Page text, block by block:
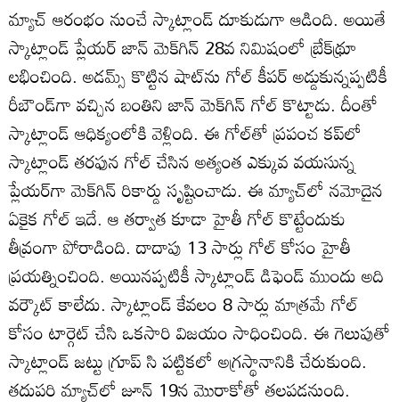
మ్యాచ్ ఆరంభం నుంచే స్కాట్లాండ్ దూకుడుగా ఆడింది. అయితే
స్కాట్లాండ్ ప్లేయర్ జాన్ మెక్‌గిన్ 28వ నిమిషంలో బ్రేక్‌థ్రూ
లభించింది. అడమ్స్ కొట్టిన షాట్‌ను గోల్ కీపర్ అడ్డుకున్నప్పటికీ
రీబౌండ్‌గా వచ్చిన బంతిని జాన్ మెక్‌గిన్ గోల్ కొట్టాడు. దీంతో
స్కాట్లాండ్ ఆధిక్యంలోకి వెళ్లింది. ఈ గోల్‌తో ప్రపంచ కప్‌లో
స్కాట్లాండ్ తరఫున గోల్ చేసిన అత్యంత ఎక్కువ వయసున్న
ప్లేయర్‌గా మెక్‌గిన్ రికార్డు సృష్టించాడు. ఈ మ్యాచ్‌లో నమోదైన
ఏకైక గోల్ ఇదే. ఆ తర్వాత కూడా హైతీ గోల్ కొట్టేందుకు
తీవ్రంగా పోరాడింది. దాదాపు 13 సార్లు గోల్ కోసం హైతీ
ప్రయత్నించింది. అయినప్పటికీ స్కాట్లాండ్ డిఫెండ్ ముందు అది
వర్కౌట్ కాలేదు. స్కాట్లాండ్ కేవలం 8 సార్లు మాత్రమే గోల్
కోసం టార్గెట్ చేసి ఒకసారి విజయం సాధించింది. ఈ గెలుపుతో
స్కాట్లాండ్ జట్టు గ్రూప్ సి పట్టికలో అగ్రస్థానానికి చేరుకుంది.
తదుపరి మ్యాచ్‌లో జూన్ 19న మొరాకోతో తలపడనుంది.